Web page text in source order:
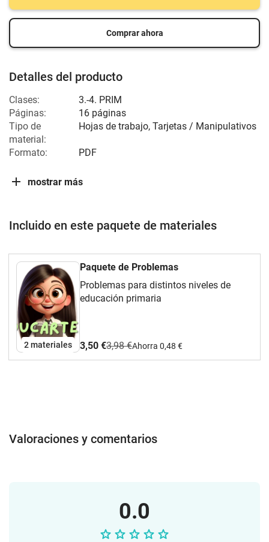
Comprar ahora
Detalles del producto
Clases:
3.-4. PRIM
Páginas:
16 páginas
Tipo de
material:
Hojas de trabajo, Tarjetas / Manipulativos
Formato: PDF
mostrar más
Incluido en este paquete de materiales
2 materiales
Paquete de Problemas
Problemas para distintos niveles de
educación primaria
3,50 €3,98 €Ahorra 0,48 €
Valoraciones y comentarios
0.0